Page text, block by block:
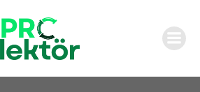
geç